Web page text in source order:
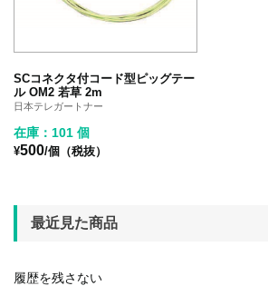
SCコネクタ付コード型ピッグテー
ル OM2 若草 2m
日本テレガートナー
在庫：101 個
¥500/個（税抜）
最近見た商品
履歴を残さない